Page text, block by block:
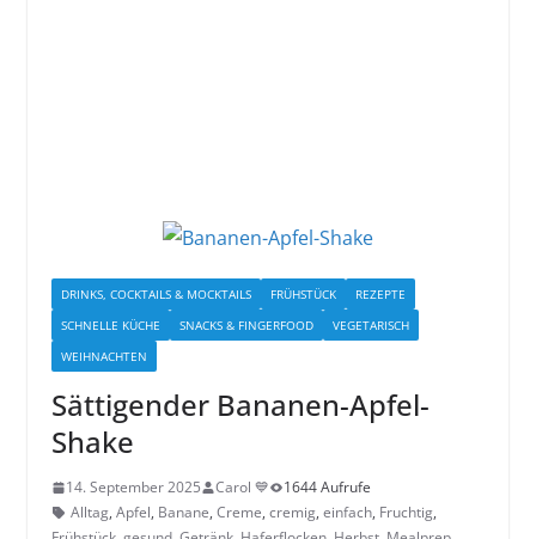
DRINKS, COCKTAILS & MOCKTAILS FRÜHSTÜCK
REZEPTE
SCHNELLE KÜCHE
SNACKS & FINGERFOOD
VEGETARISCH
WEIHNACHTEN
Sättigender Bananen-Apfel-
Shake
14. September 2025 Carol 💙
1644 Aufrufe
Alltag, Apfel, Banane, Creme, cremig, einfach, Fruchtig,